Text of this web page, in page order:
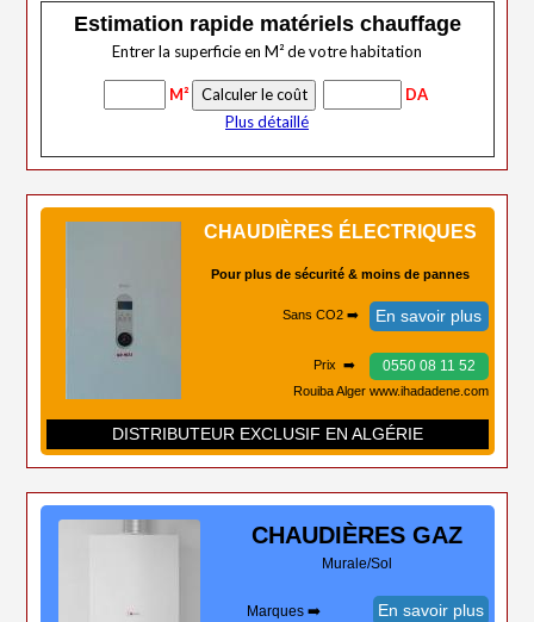
Estimation rapide matériels chauffage
Entrer la superficie en M² de votre habitation
M²
DA
Plus détaillé
CHAUDIÈRES ÉLECTRIQUES
Pour plus de sécurité & moins de pannes
Sans CO2 ➡️ En savoir plus
Prix ➡️ 0550 08 11 52
Rouiba Alger www.ihadadene.com
DISTRIBUTEUR EXCLUSIF EN ALGÉRIE
CHAUDIÈRES GAZ
Murale/Sol
Marques ➡️ En savoir plus